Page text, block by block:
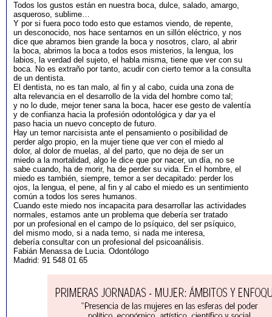
Todos los gustos están en nuestra boca, dulce, salado, amargo,
asqueroso, sublime…
Y por si fuera poco todo esto que estamos viendo, de repente,
un desconocido, nos hace sentarnos en un sillón eléctrico, y nos
dice que abramos bien grande la boca y nosotros, claro, al abrir
la boca, abrimos la boca a todos esos misterios, la lengua, los
labios, la verdad del sujeto, el habla misma, tiene que ver con su
boca. No es extraño por tanto, acudir con cierto temor a la consulta
de un dentista.
El dentista, no es tan malo, al fin y al cabo, cuida una zona de
alta relevancia en el desarrollo de la vida del hombre como tal;
y no lo dude, mejor tener sana la boca, hacer ese gesto de valentía
y de confianza hacia la profesión odontológica y dar ya el
paso hacia un nuevo concepto de futuro.
Hay un temor narcisista ante el pensamiento o posibilidad de
perder algo propio, en la mujer tiene que ver con el miedo al
dolor, al dolor de muelas, al del parto, que no deja de ser un
miedo a la mortalidad, algo le dice que por nacer, un día, no se
sabe cuando, ha de morir, ha de perder su vida. En el hombre, el
miedo es también, siempre, temor a ser decapitado: perder los
ojos, la lengua, el pene, al fin y al cabo el miedo es un sentimiento
común a todos los seres humanos.
Cuando este miedo nos incapacita para desarrollar las actividades
normales, estamos ante un problema que debería ser tratado
por un profesional en el campo de lo psíquico, del ser psíquico,
del mismo modo, si a nada temo, si nada me interesa,
debería consultar con un profesional del psicoanálisis.
Fabián Menassa de Lucia. Odontólogo
Madrid: 91 548 01 65